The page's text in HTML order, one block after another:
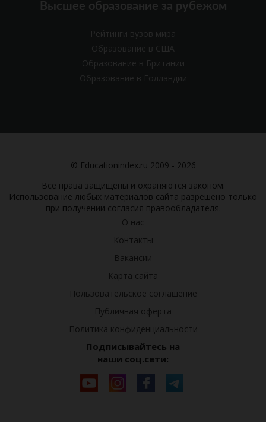
Высшее образование за рубежом
Рейтинги вузов мира
Образование в США
Образование в Британии
Образование в Голландии
© Educationindex.ru 2009 - 2026
Все права защищены и охраняются законом.
Использование любых материалов сайта разрешено только
при получении согласия правообладателя.
О нас
Контакты
Вакансии
Карта сайта
Пользовательское соглашение
Публичная оферта
Политика конфиденциальности
Подписывайтесь на
наши соц.сети: